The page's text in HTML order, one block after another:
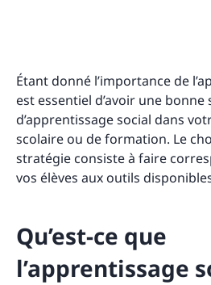
Étant donné l’importance de
est essentiel d’avoir une
d’apprentissage social dans
scolaire ou de formation. Le
stratégie consiste à faire
vos élèves aux outils
Qu’est-ce que
l’apprentissage